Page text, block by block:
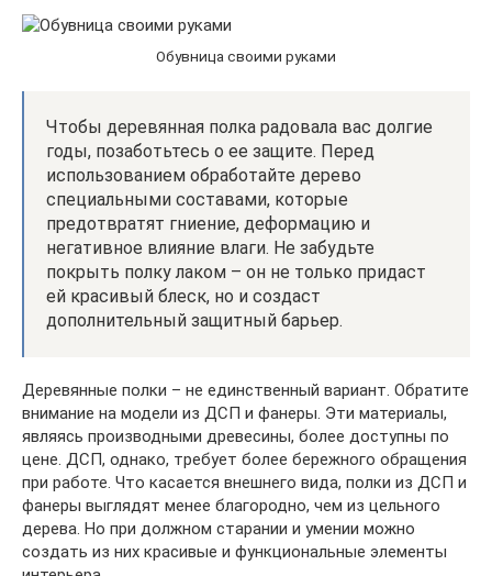
Обувница своими руками
Чтобы деревянная полка радовала вас долгие
годы, позаботьтесь о ее защите. Перед
использованием обработайте дерево
специальными составами, которые
предотвратят гниение, деформацию и
негативное влияние влаги. Не забудьте
покрыть полку лаком – он не только придаст
ей красивый блеск, но и создаст
дополнительный защитный барьер.
Деревянные полки – не единственный вариант. Обратите
внимание на модели из ДСП и фанеры. Эти материалы,
являясь производными древесины, более доступны по
цене. ДСП, однако, требует более бережного обращения
при работе. Что касается внешнего вида, полки из ДСП и
фанеры выглядят менее благородно, чем из цельного
дерева. Но при должном старании и умении можно
создать из них красивые и функциональные элементы